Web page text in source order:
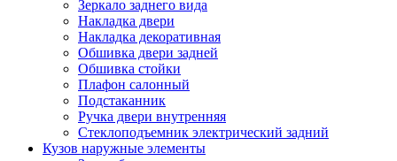
Зеркало заднего вида
Накладка двери
Накладка декоративная
Обшивка двери задней
Обшивка стойки
Плафон салонный
Подстаканник
Ручка двери внутренняя
Стеклоподъемник электрический задний
Кузов наружные элементы